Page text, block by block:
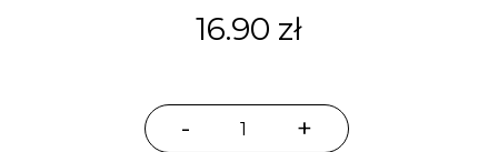
16.90 zł
-
ilość
+